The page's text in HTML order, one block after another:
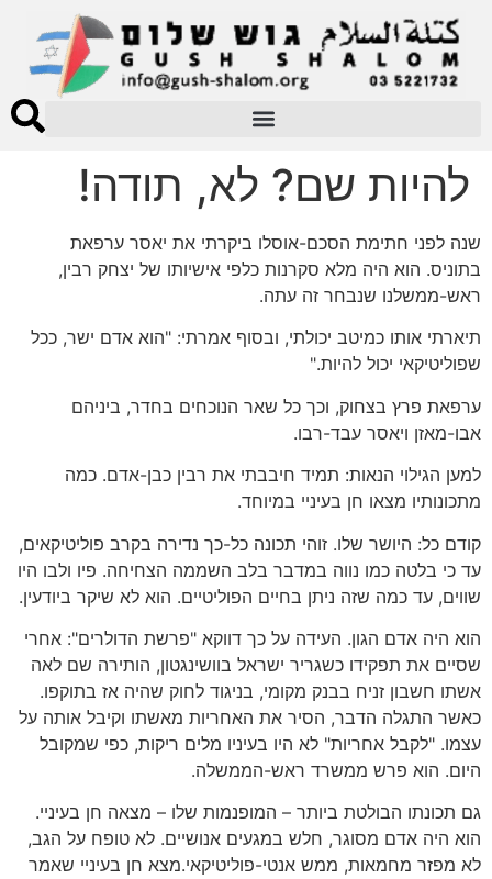
להיות שם? לא, תודה!
שנה לפני חתימת הסכם-אוסלו ביקרתי את יאסר ערפאת
בתוניס. הוא היה מלא סקרנות כלפי אישיותו של יצחק רבין,
ראש-ממשלנו שנבחר זה עתה.
תיארתי אותו כמיטב יכולתי, ובסוף אמרתי: "הוא אדם ישר, ככל
שפוליטיקאי יכול להיות."
ערפאת פרץ בצחוק, וכך כל שאר הנוכחים בחדר, ביניהם
אבו-מאזן ויאסר עבד-רבו.
למען הגילוי הנאות: תמיד חיבבתי את רבין כבן-אדם. כמה
מתכונותיו מצאו חן בעיניי במיוחד.
קודם כל: היושר שלו. זוהי תכונה כל-כך נדירה בקרב פוליטיקאים,
עד כי בלטה כמו נווה במדבר בלב השממה הצחיחה. פיו ולבו היו
שווים, עד כמה שזה ניתן בחיים הפוליטיים. הוא לא שיקר ביודעין.
הוא היה אדם הגון. העידה על כך דווקא "פרשת הדולרים": אחרי
שסיים את תפקידו כשגריר ישראל בוושינגטון, הותירה שם לאה
אשתו חשבון זניח בבנק מקומי, בניגוד לחוק שהיה אז בתוקפו.
כאשר התגלה הדבר, הסיר את האחריות מאשתו וקיבל אותה על
עצמו. "לקבל אחריות" לא היו בעיניו מלים ריקות, כפי שמקובל
היום. הוא פרש ממשרד ראש-הממשלה.
גם תכונתו הבולטת ביותר – המופנמות שלו – מצאה חן בעיניי.
הוא היה אדם מסוגר, חלש במגעים אנושיים. לא טופח על הגב,
לא מפזר מחמאות, ממש אנטי-פוליטיקאי.מצא חן בעיניי שאמר